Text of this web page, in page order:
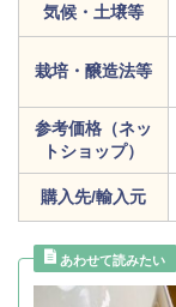
気候・土壌等
栽培・醸造法等
参考価格（ネッ
トショップ）
購入先/輸入元